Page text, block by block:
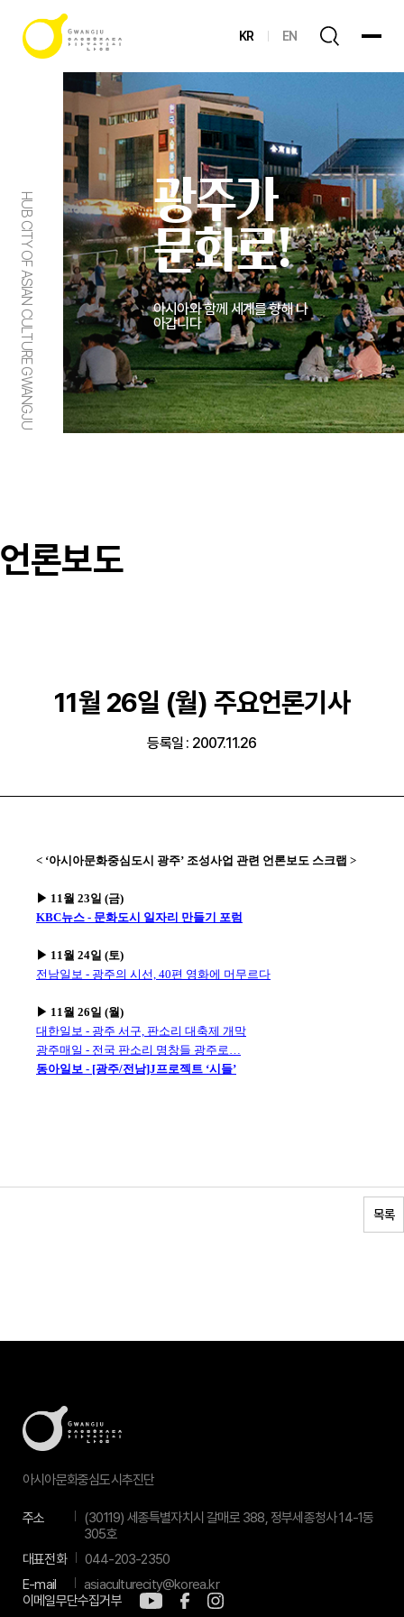
KR EN
HUB CITY OF ASIAN CULTURE GWANGJU
광주가
문화로!
아시아와 함께 세계를 향해 나
아갑니다
언론보도
11월 26일 (월) 주요언론기사
등록일 : 2007.11.26
< ‘아시아문화중심도시 광주’ 조성사업 관련 언론보도 스크랩 >
▶ 11월 23일 (금)
KBC뉴스 - 문화도시 일자리 만들기 포럼
▶ 11월 24일 (토)
전남일보 - 광주의 시선, 40편 영화에 머무르다
▶ 11월 26일 (월)
대한일보 - 광주 서구, 판소리 대축제 개막
광주매일 - 전국 판소리 명창들 광주로…
동아일보 - [광주/전남]J프로젝트 ‘시들’
목록
아시아문화중심도시추진단
주소
(30119) 세종특별자치시 갈매로 388, 정부세종청사 14-1동
305호
대표전화
044-203-2350
E-mail
asiaculturecity@korea.kr
이메일무단수집거부